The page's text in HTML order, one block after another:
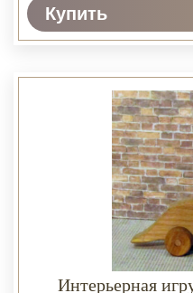
Купить
Интерьерная